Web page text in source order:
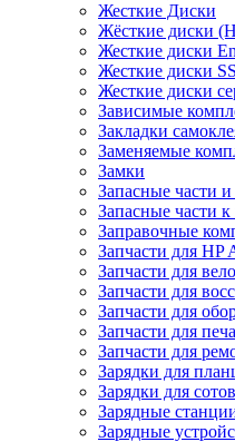
Жесткие Диски
Жёсткие диски
Жесткие диски
Жесткие диски
Жесткие диски
Зависимые
Закладки
Заменяемые
Замки
Запасные части
Запасные части
Заправочные
Запчасти для HP
Запчасти для
Запчасти для
Запчасти для
Запчасти для
Запчасти для
Зарядки для
Зарядки для
Зарядные
Зарядные